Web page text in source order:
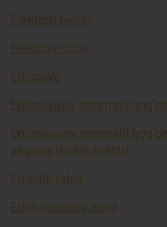
Elektron tijorat
Elektron to’lov
Emissiya
Emissiyaviy qimmatli
Emissiyaviy qimmatli
yagona davlat reestri
Empirik tahlil
Erkin iqtisodiy zona